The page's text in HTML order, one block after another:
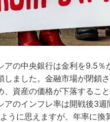
アの中央銀行は金利を9.5
しました。金融市場が閉鎖
、資産の価格が下落するこ
のインフレ率は開戦後3週
うに思えますが、年率に